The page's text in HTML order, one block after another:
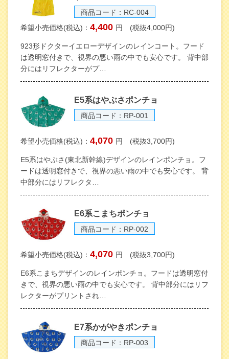
商品コード：RC-004
希望小売価格(税込)： 4,400 円 (税抜4,000円)
923形ドクターイエローデザインのレインコート。フード
は透明窓付きで、視界の悪い雨の中でも安心です。 背中部
分にはリフレクターがプ…
E5系はやぶさポンチョ
商品コード：RP-001
希望小売価格(税込)： 4,070 円 (税抜3,700円)
E5系はやぶさ(東北新幹線)デザインのレインポンチョ。フ
ードは透明窓付きで、視界の悪い雨の中でも安心です。 背
中部分にはリフレクタ…
E6系こまちポンチョ
商品コード：RP-002
希望小売価格(税込)： 4,070 円 (税抜3,700円)
E6系こまちデザインのレインポンチョ。フードは透明窓付
きで、視界の悪い雨の中でも安心です。 背中部分にはリフ
レクターがプリントされ…
E7系かがやきポンチョ
商品コード：RP-003